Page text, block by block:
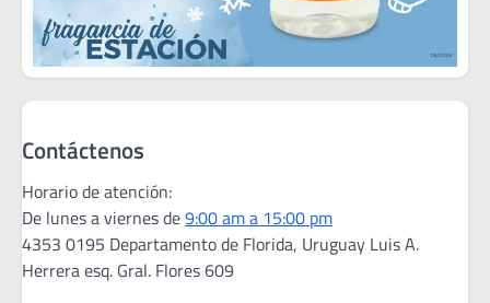
Contáctenos
Horario de atención:
De lunes a viernes de9:00 am a 15:00 pm
4353 0195 Departamento de Florida, Uruguay Luis A.
Herrera esq. Gral. Flores 609